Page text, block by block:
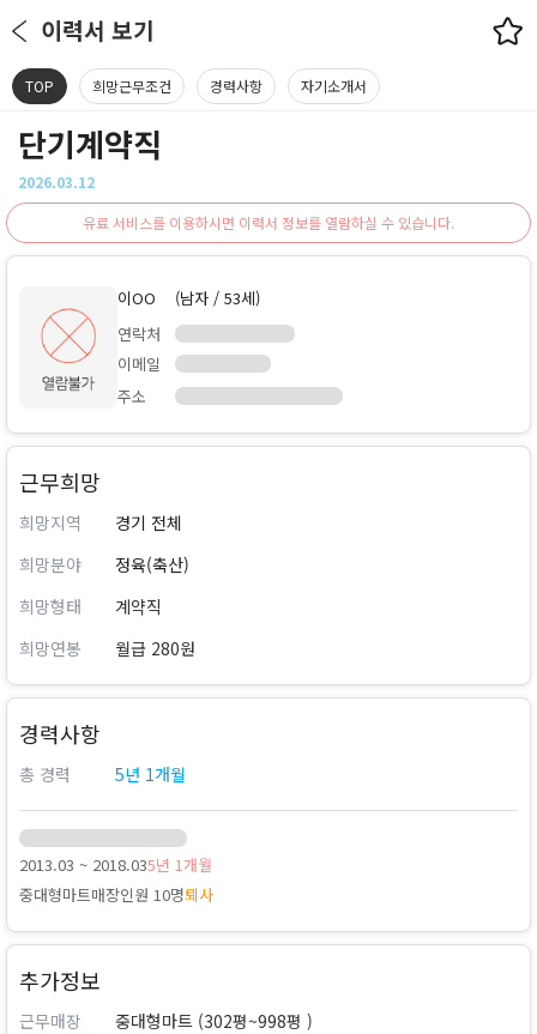
이력서 보기
TOP 희망근무조건 경력사항 자기소개서
단기계약직
2026.03.12
유료 서비스를 이용하시면 이력서 정보를 열람하실 수 있습니다.
이OO
(남자 / 53세)
연락처
이메일
주소
근무희망
희망지역
경기 전체
희망분야
정육(축산)
희망형태
계약직
희망연봉
월급 280원
경력사항
총 경력 5년 1개월
2013.03 ~ 2018.035년 1개월
중대형마트매장인원 10명퇴사
추가정보
근무매장
중대형마트 (302평~998평 )